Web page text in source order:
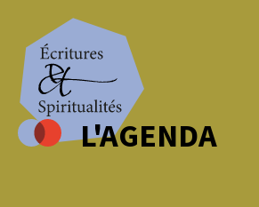
L'AGENDA